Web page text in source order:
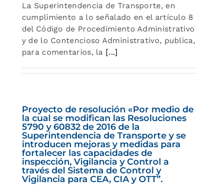
La Superintendencia de Transporte, en
cumplimiento a lo señalado en el artículo 8
del Código de Procedimiento Administrativo
y de lo Contencioso Administrativo, publica,
para comentarios, la [...]
Proyecto de resolución «Por medio de
la cual se modifican las Resoluciones
5790 y 60832 de 2016 de la
Superintendencia de Transporte y se
introducen mejoras y medidas para
fortalecer las capacidades de
inspección, Vigilancia y Control a
través del Sistema de Control y
Vigilancia para CEA, CIA y OTT”.